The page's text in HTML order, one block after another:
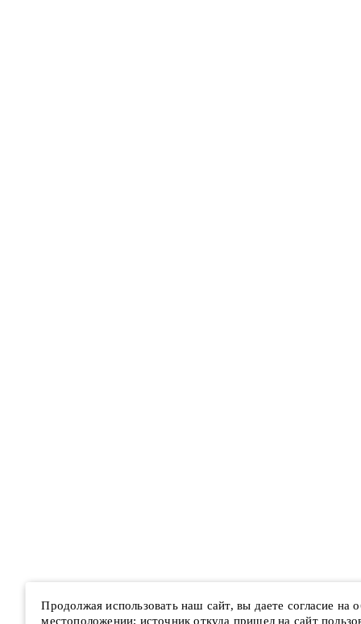
Продолжая использовать наш сайт, вы даете согласие на
местоположении; источник откуда пришел на сайт